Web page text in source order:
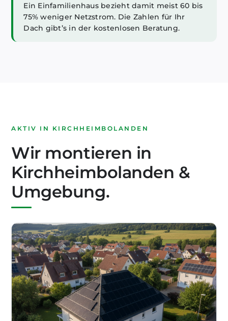
Ein Einfamilienhaus bezieht damit meist 60 bis
75% weniger Netzstrom. Die Zahlen für Ihr
Dach gibt’s in der kostenlosen Beratung.
AKTIV IN KIRCHHEIMBOLANDEN
Wir montieren in
Kirchheimbolanden &
Umgebung.